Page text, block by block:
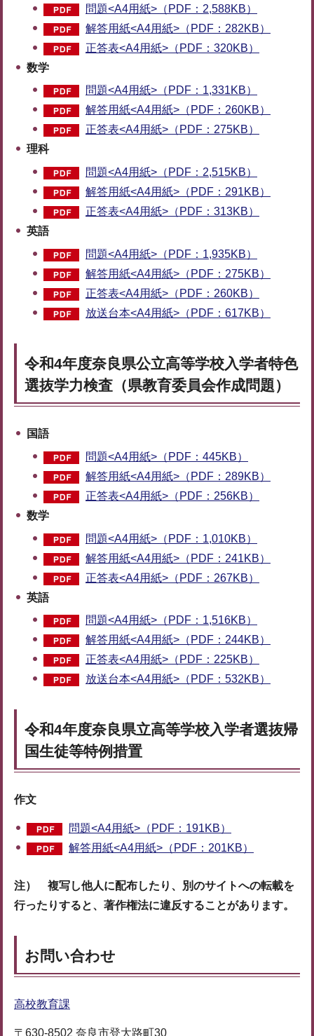
問題<A4用紙>（PDF：2,588KB）
解答用紙<A4用紙>（PDF：282KB）
正答表<A4用紙>（PDF：320KB）
数学
問題<A4用紙>（PDF：1,331KB）
解答用紙<A4用紙>（PDF：260KB）
正答表<A4用紙>（PDF：275KB）
理科
問題<A4用紙>（PDF：2,515KB）
解答用紙<A4用紙>（PDF：291KB）
正答表<A4用紙>（PDF：313KB）
英語
問題<A4用紙>（PDF：1,935KB）
解答用紙<A4用紙>（PDF：275KB）
正答表<A4用紙>（PDF：260KB）
放送台本<A4用紙>（PDF：617KB）
令和4年度奈良県公立高等学校入学者特色
選抜学力検査（県教育委員会作成問題）
国語
問題<A4用紙>（PDF：445KB）
解答用紙<A4用紙>（PDF：289KB）
正答表<A4用紙>（PDF：256KB）
数学
問題<A4用紙>（PDF：1,010KB）
解答用紙<A4用紙>（PDF：241KB）
正答表<A4用紙>（PDF：267KB）
英語
問題<A4用紙>（PDF：1,516KB）
解答用紙<A4用紙>（PDF：244KB）
正答表<A4用紙>（PDF：225KB）
放送台本<A4用紙>（PDF：532KB）
令和4年度奈良県立高等学校入学者選抜帰
国生徒等特例措置
作文
問題<A4用紙>（PDF：191KB）
解答用紙<A4用紙>（PDF：201KB）
注） 複写し他人に配布したり、別のサイトへの転載を
行ったりすると、著作権法に違反することがあります。
お問い合わせ
高校教育課
〒630-8502 奈良市登大路町30